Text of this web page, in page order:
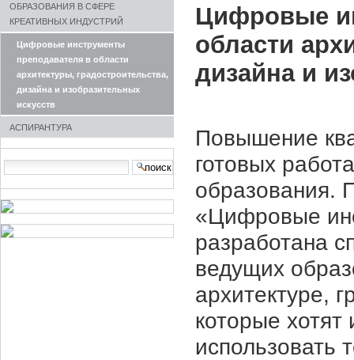
ОБРАЗОВАНИЯ В СФЕРЕ
КРЕАТИВНЫХ ИНДУСТРИЙ
Цифровые инструменты
преподавателя в области
архитектуры, градостроительства,
дизайна и изобразительных
искусств
АСПИРАНТУРА
search…
Цифровые
области
дизайна и
Повышение
готовых
образования.
«Цифровые
разработана
ведущих
архитектуре,
которые
использовать